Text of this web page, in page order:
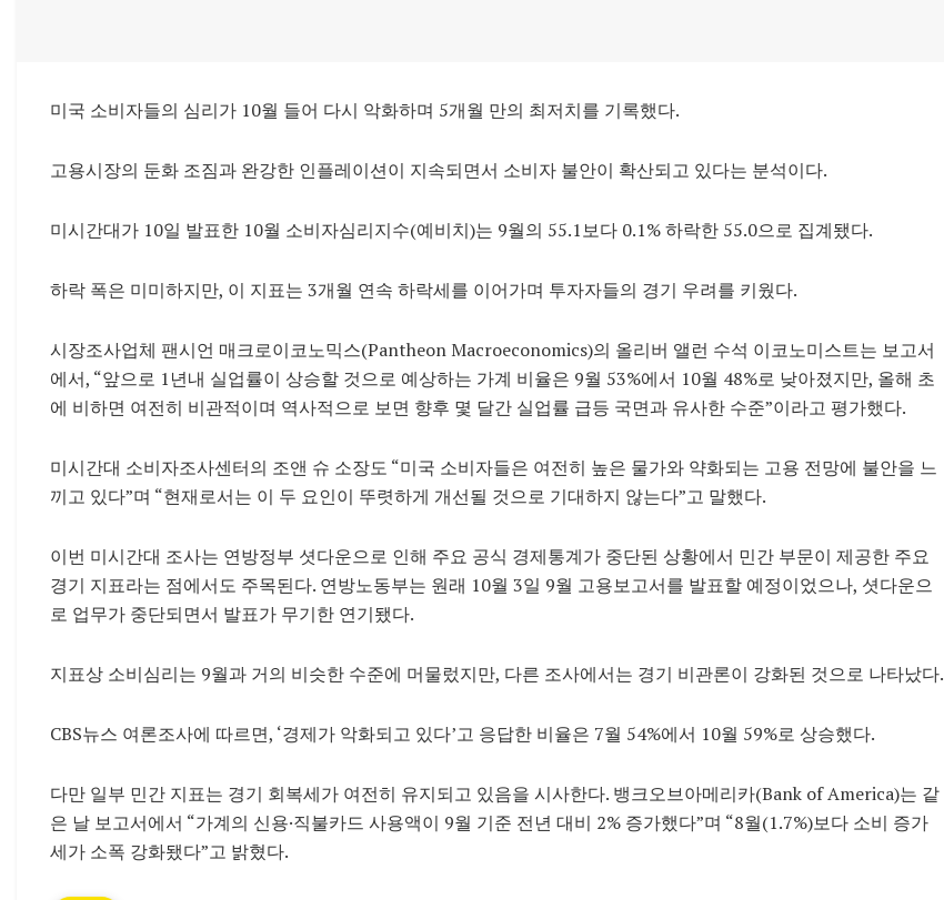
미국 소비자들의 심리가 10월 들어 다시 악화하며 5개월 만의 최저치를 기록했다.
고용시장의 둔화 조짐과 완강한 인플레이션이 지속되면서 소비자 불안이 확산되고 있다는 분석이다.
미시간대가 10일 발표한 10월 소비자심리지수(예비치)는 9월의 55.1보다 0.1% 하락한 55.0으로 집계됐다.
하락 폭은 미미하지만, 이 지표는 3개월 연속 하락세를 이어가며 투자자들의 경기 우려를 키웠다.
시장조사업체 팬시언 매크로이코노믹스(Pantheon Macroeconomics)의 올리버 앨런 수석 이코노미스트는 보고서
에서, “앞으로 1년내 실업률이 상승할 것으로 예상하는 가계 비율은 9월 53%에서 10월 48%로 낮아졌지만, 올해 초
에 비하면 여전히 비관적이며 역사적으로 보면 향후 몇 달간 실업률 급등 국면과 유사한 수준”이라고 평가했다.
미시간대 소비자조사센터의 조앤 슈 소장도 “미국 소비자들은 여전히 높은 물가와 약화되는 고용 전망에 불안을 느
끼고 있다”며 “현재로서는 이 두 요인이 뚜렷하게 개선될 것으로 기대하지 않는다”고 말했다.
이번 미시간대 조사는 연방정부 셧다운으로 인해 주요 공식 경제통계가 중단된 상황에서 민간 부문이 제공한 주요
경기 지표라는 점에서도 주목된다. 연방노동부는 원래 10월 3일 9월 고용보고서를 발표할 예정이었으나, 셧다운으
로 업무가 중단되면서 발표가 무기한 연기됐다.
지표상 소비심리는 9월과 거의 비슷한 수준에 머물렀지만, 다른 조사에서는 경기 비관론이 강화된 것으로 나타났다.
CBS뉴스 여론조사에 따르면, ‘경제가 악화되고 있다’고 응답한 비율은 7월 54%에서 10월 59%로 상승했다.
다만 일부 민간 지표는 경기 회복세가 여전히 유지되고 있음을 시사한다. 뱅크오브아메리카(Bank of America)는 같
은 날 보고서에서 “가계의 신용·직불카드 사용액이 9월 기준 전년 대비 2% 증가했다”며 “8월(1.7%)보다 소비 증가
세가 소폭 강화됐다”고 밝혔다.